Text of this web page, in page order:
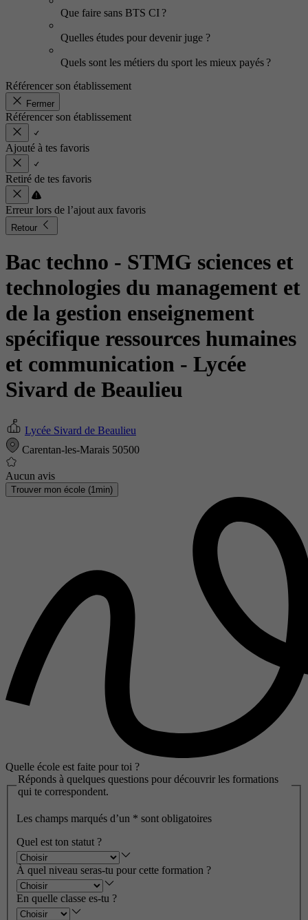
Que faire sans BTS CI ?
Quelles études pour devenir juge ?
Quels sont les métiers du sport les mieux payés ?
Référencer son établissement
Fermer
Référencer son établissement
Ajouté à tes favoris
Retiré de tes favoris
Erreur lors de l’ajout aux favoris
Retour
Bac techno - STMG sciences et
technologies du management et
de la gestion enseignement
spécifique ressources humaines
et communication - Lycée
Sivard de Beaulieu
Lycée Sivard de Beaulieu
Carentan-les-Marais 50500
Aucun avis
Trouver mon école (1min)
Quelle école est faite pour toi ?
Réponds à quelques questions pour découvrir les formations
qui te correspondent.
Les champs marqués d’un * sont obligatoires
Quel est ton statut ?
À quel niveau seras-tu pour cette formation ?
En quelle classe es-tu ?